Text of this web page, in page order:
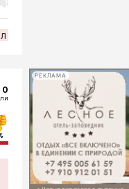
0
РЕКЛАМА